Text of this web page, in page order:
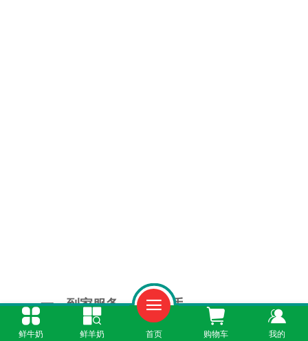
一、到家服务，解放双手
鲜牛奶 鲜羊奶 首页 购物车 我的